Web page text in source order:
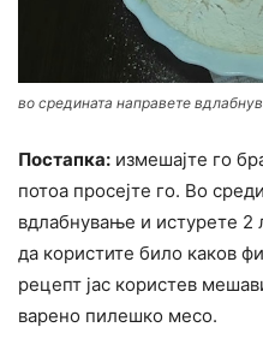
во средината направете
Постапка: измешајте го
потоа просејте го. Во
вдлабнување и истурете
да користите било каков
рецепт јас користев
варено пилешко месо.